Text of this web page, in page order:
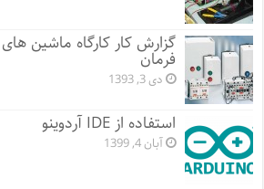
گزارش کار کارگاه ماشین
فرمان
دی 3, 1393
استفاده از IDE آردوینو
آبان 4, 1399